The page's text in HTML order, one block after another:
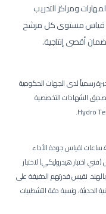
ومراكز التدريب
قياس مستوى كل مرشح
أقصى إنتاجية.
رسمياً لدى الجهات الحكومية
الشهادات التخصصية
إخضاع العمال لاختبارات عملية وتطبيقية حية لمدة 4 ساعات لقياس جودة الأداء
اختبار هيدروليكي) لاختبار
الفنية بالهند. نقيس قدرتهم الدقيقة على
الحديثة، ونسبة دقة التشطيبات